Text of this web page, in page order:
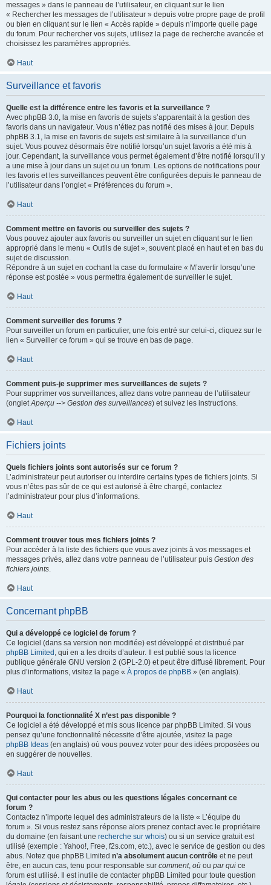
messages » dans le panneau de l’utilisateur, en cliquant sur le lien
« Rechercher les messages de l’utilisateur » depuis votre propre page de profil
ou bien en cliquant sur le lien « Accès rapide » depuis n’importe quelle page
du forum. Pour rechercher vos sujets, utilisez la page de recherche avancée et
choisissez les paramètres appropriés.
Haut
Surveillance et favoris
Quelle est la différence entre les favoris et la surveillance ?
Avec phpBB 3.0, la mise en favoris de sujets s’apparentait à la gestion des
favoris dans un navigateur. Vous n’étiez pas notifié des mises à jour. Depuis
phpBB 3.1, la mise en favoris de sujets est similaire à la surveillance d’un
sujet. Vous pouvez désormais être notifié lorsqu’un sujet favoris a été mis à
jour. Cependant, la surveillance vous permet également d’être notifié lorsqu’il y
a une mise à jour dans un sujet ou un forum. Les options de notifications pour
les favoris et les surveillances peuvent être configurées depuis le panneau de
l’utilisateur dans l’onglet « Préférences du forum ».
Haut
Comment mettre en favoris ou surveiller des sujets ?
Vous pouvez ajouter aux favoris ou surveiller un sujet en cliquant sur le lien
approprié dans le menu « Outils de sujet », souvent placé en haut et en bas du
sujet de discussion.
Répondre à un sujet en cochant la case du formulaire « M’avertir lorsqu’une
réponse est postée » vous permettra également de surveiller le sujet.
Haut
Comment surveiller des forums ?
Pour surveiller un forum en particulier, une fois entré sur celui-ci, cliquez sur le
lien « Surveiller ce forum » qui se trouve en bas de page.
Haut
Comment puis-je supprimer mes surveillances de sujets ?
Pour supprimer vos surveillances, allez dans votre panneau de l’utilisateur
(ongletAperçu --> Gestion des surveillances) et suivez les instructions.
Haut
Fichiers joints
Quels fichiers joints sont autorisés sur ce forum ?
L’administrateur peut autoriser ou interdire certains types de fichiers joints. Si
vous n’êtes pas sûr de ce qui est autorisé à être chargé, contactez
l’administrateur pour plus d’informations.
Haut
Comment trouver tous mes fichiers joints ?
Pour accéder à la liste des fichiers que vous avez joints à vos messages et
messages privés, allez dans votre panneau de l’utilisateur puis Gestion des
fichiers joints.
Haut
Concernant phpBB
Qui a développé ce logiciel de forum ?
Ce logiciel (dans sa version non modifiée) est développé et distribué par
phpBB Limited , qui en a les droits d’auteur. Il est publié sous la licence
publique générale GNU version 2 (GPL-2.0) et peut être diffusé librement. Pour
plus d’informations, visitez la page « À propos de phpBB » (en anglais).
Haut
Pourquoi la fonctionnalité X n’est pas disponible ?
Ce logiciel a été développé et mis sous licence par phpBB Limited. Si vous
pensez qu’une fonctionnalité nécessite d’être ajoutée, visitez la page
phpBB Ideas (en anglais) où vous pouvez voter pour des idées proposées ou
en suggérer de nouvelles.
Haut
Qui contacter pour les abus ou les questions légales concernant ce
forum ?
Contactez n’importe lequel des administrateurs de la liste « L’équipe du
forum ». Si vous restez sans réponse alors prenez contact avec le propriétaire
du domaine (en faisant une recherche sur whois) ou si un service gratuit est
utilisé (exemple : Yahoo!, Free, f2s.com, etc.), avec le service de gestion ou des
abus. Notez que phpBB Limited n’a absolument aucun contrôle et ne peut
être, en aucun cas, tenu pour responsable sur comment, où ou par qui ce
forum est utilisé. Il est inutile de contacter phpBB Limited pour toute question